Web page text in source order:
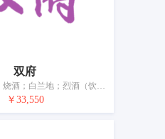
双府
白酒；威士忌；烧酒；白兰地；烈酒（饮料）；米酒；苹果酒；葡萄酒；酒精饮料（啤酒除外）；黄酒
￥33,550